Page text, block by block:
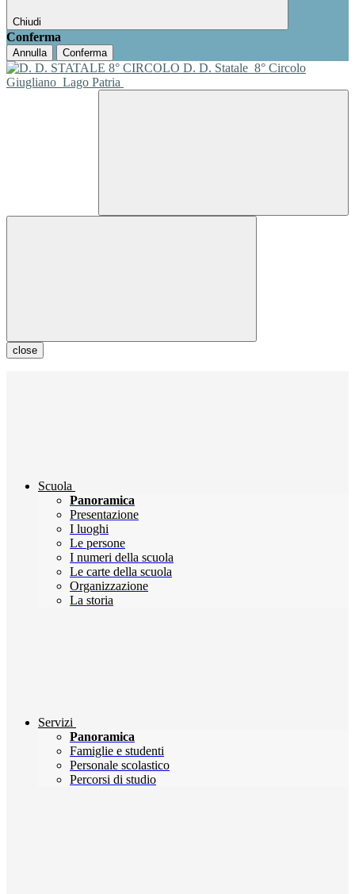
Chiudi
Conferma
Annulla Conferma
D. D. Statale 8° Circolo
Giugliano Lago Patria
close
Scuola
Panoramica
Presentazione
I luoghi
Le persone
I numeri della scuola
Le carte della scuola
Organizzazione
La storia
Servizi
Panoramica
Famiglie e studenti
Personale scolastico
Percorsi di studio